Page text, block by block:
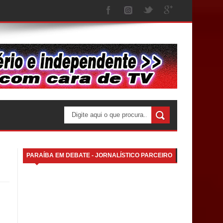
PARAÍBA EM DEBATE - JORNALÍSTICO PARCEIRO